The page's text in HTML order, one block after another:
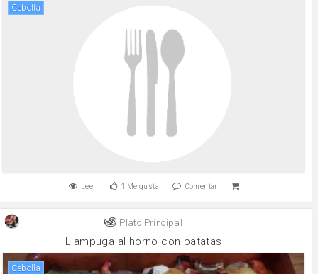
cebolla
Leer 1 Me gusta Comentar
Plato Principal
Llampuga al horno con patatas
cebolla